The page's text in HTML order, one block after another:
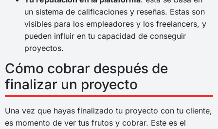
un sistema de calificaciones y reseñas. Estas son
visibles para los empleadores y los freelancers, y
pueden influir en tu capacidad de conseguir
proyectos.
Cómo cobrar después de
finalizar un proyecto
Una vez que hayas finalizado tu proyecto con tu cliente,
es momento de ver tus frutos y cobrar. Este es el